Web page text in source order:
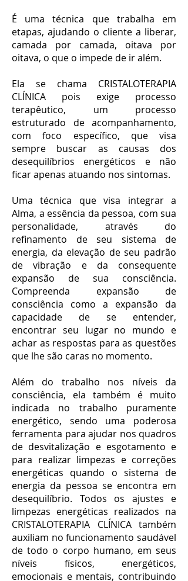
É uma técnica que trabalha em
etapas, ajudando o cliente a liberar,
camada por camada, oitava por
oitava, o que o impede de ir além.
Ela se chama CRISTALOTERAPIA
CLÍNICA pois exige processo
terapêutico, um processo
estruturado de acompanhamento,
com foco específico, que visa
sempre buscar as causas dos
desequilíbrios energéticos e não
ficar apenas atuando nos sintomas.
Uma técnica que visa integrar a
Alma, a essência da pessoa, com sua
personalidade, através do
refinamento de seu sistema de
energia, da elevação de seu padrão
de vibração e da consequente
expansão de sua consciência.
Compreenda expansão de
consciência como a expansão da
capacidade de se entender,
encontrar seu lugar no mundo e
achar as respostas para as questões
que lhe são caras no momento.
Além do trabalho nos níveis da
consciência, ela também é muito
indicada no trabalho puramente
energético, sendo uma poderosa
ferramenta para ajudar nos quadros
de desvitalização e esgotamento e
para realizar limpezas e correções
energéticas quando o sistema de
energia da pessoa se encontra em
desequilíbrio. Todos os ajustes e
limpezas energéticas realizados na
CRISTALOTERAPIA CLÍNICA também
auxiliam no funcionamento saudável
de todo o corpo humano, em seus
níveis físicos, energéticos,
emocionais e mentais, contribuindo